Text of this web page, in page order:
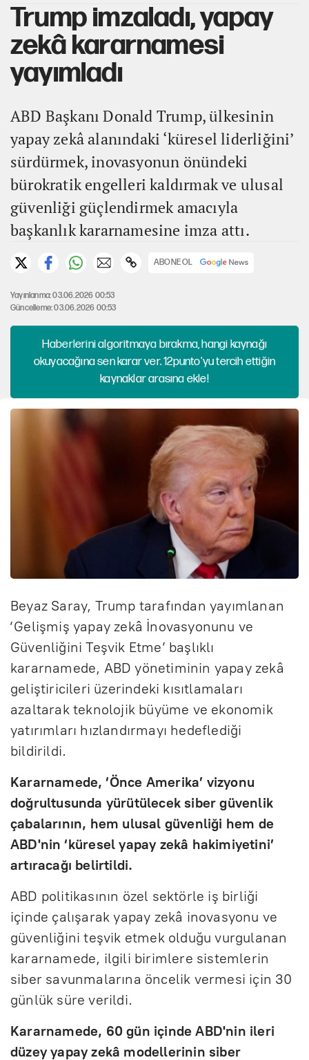
Trump imzaladı, yapay
zekâ kararnamesi
yayımladı
ABD Başkanı Donald Trump, ülkesinin
yapay zekâ alanındaki ‘küresel liderliğini’
sürdürmek, inovasyonun önündeki
bürokratik engelleri kaldırmak ve ulusal
güvenliği güçlendirmek amacıyla
başkanlık kararnamesine imza attı.
ABONE OL
Yayınlanma: 03.06.2026 00:53
Güncelleme: 03.06.2026 00:53
Haberlerini algoritmaya bırakma, hangi kaynağı
okuyacağına sen karar ver. 12punto'yu tercih ettiğin
kaynaklar arasına ekle!
Beyaz Saray, Trump tarafından yayımlanan
‘Gelişmiş yapay zekâ İnovasyonunu ve
Güvenliğini Teşvik Etme’ başlıklı
kararnamede, ABD yönetiminin yapay zekâ
geliştiricileri üzerindeki kısıtlamaları
azaltarak teknolojik büyüme ve ekonomik
yatırımları hızlandırmayı hedeflediği
bildirildi.
Kararnamede, ‘Önce Amerika’ vizyonu
doğrultusunda yürütülecek siber güvenlik
çabalarının, hem ulusal güvenliği hem de
ABD'nin ‘küresel yapay zekâ hakimiyetini’
artıracağı belirtildi.
ABD politikasının özel sektörle iş birliği
içinde çalışarak yapay zekâ inovasyonu ve
güvenliğini teşvik etmek olduğu vurgulanan
kararnamede, ilgili birimlere sistemlerin
siber savunmalarına öncelik vermesi için 30
günlük süre verildi.
Kararnamede, 60 gün içinde ABD'nin ileri
düzey yapay zekâ modellerinin siber